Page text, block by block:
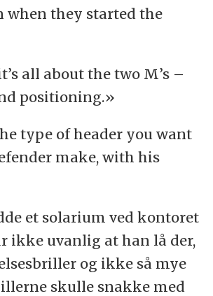
when they started the
all about the two M’s –
positioning.»
type of header you want
make, with his
et solarium ved kontoret
ikke uvanlig at han lå der,
og ikke så mye
skulle snakke med